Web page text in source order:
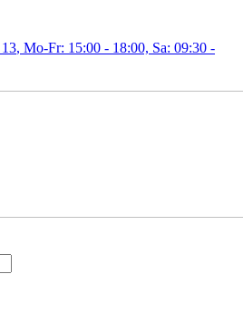
, Mo-Fr: 15:00 - 18:00, Sa: 09:30 -